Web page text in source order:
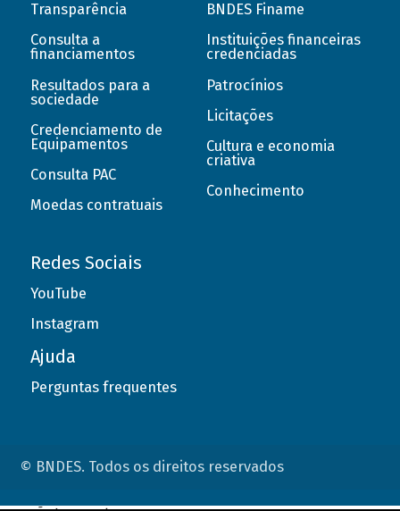
Transparência
Consulta a
financiamentos
Resultados para a
sociedade
Credenciamento de
Equipamentos
Consulta PAC
Moedas contratuais
BNDES Finame
Instituições financeiras
credenciadas
Patrocínios
Licitações
Cultura e economia
criativa
Conhecimento
Redes Sociais
YouTube
Instagram
Ajuda
Perguntas frequentes
© BNDES. Todos os direitos reservados